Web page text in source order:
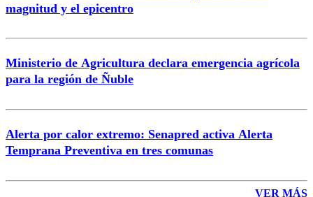
magnitud y el epicentro
Ministerio de Agricultura declara emergencia agrícola
para la región de Ñuble
Alerta por calor extremo: Senapred activa Alerta
Temprana Preventiva en tres comunas
VER MÁS